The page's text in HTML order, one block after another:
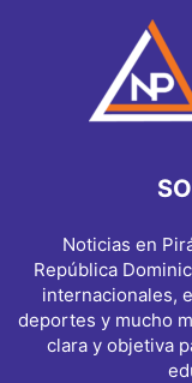
Noticias en
República
internacionales,
deportes y mucho
clara y objetiva